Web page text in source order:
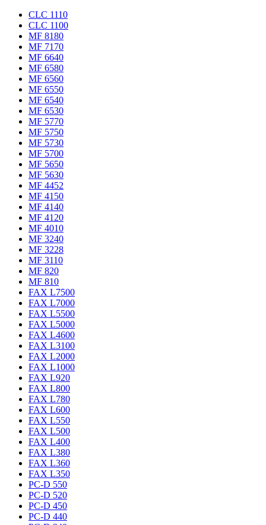
CLC 1110
CLC 1100
MF 8180
MF 7170
MF 6640
MF 6580
MF 6560
MF 6550
MF 6540
MF 6530
MF 5770
MF 5750
MF 5730
MF 5700
MF 5650
MF 5630
MF 4452
MF 4150
MF 4140
MF 4120
MF 4010
MF 3240
MF 3228
MF 3110
MF 820
MF 810
FAX L7500
FAX L7000
FAX L5500
FAX L5000
FAX L4600
FAX L3100
FAX L2000
FAX L1000
FAX L920
FAX L800
FAX L780
FAX L600
FAX L550
FAX L500
FAX L400
FAX L380
FAX L360
FAX L350
PC-D 550
PC-D 520
PC-D 450
PC-D 440